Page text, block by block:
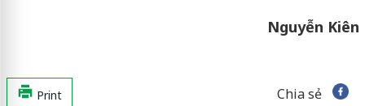
Nguyễn Kiên
Print Chia sẻ